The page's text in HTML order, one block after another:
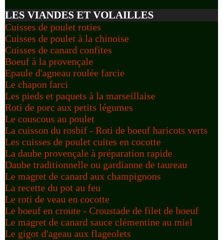
LES VIANDES ET VOLAILLES
Cuisses de poulet roties
Cuisses de poulet à la chinoise
Cuisses de canard confites
Boeuf à la provençale
Epaule d'agneau roulée farcie
Le chapon farci
Les pieds et paquets à la marseillaise
Roti de porc aux petits légumes
Le couscous au poulet
La cuisson du rosbif - Roti de boeuf haricots verts
Les cuisses de poulet cuites en cocotte
La daube provençale à préparation rapide
Daube traditionnelle ou gardianne de taureau
Le magret de canard aux champignons
La recette du pot au feu
Le roti de veau en cocotte
Le boeuf en croute - Croustade de filet de boeuf
Le magret de canard sauce clémentine au miel
Le gigot d'ageau aux flageolets